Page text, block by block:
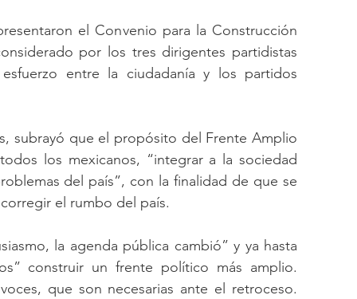
el Convenio para la Construcción
por los tres dirigentes partidistas
entre la ciudadanía y los partidos
subrayó que el propósito del Frente Amplio
los mexicanos, “integrar a la sociedad
del país”, con la finalidad de que se
el rumbo del país.
la agenda pública cambió” y ya hasta
construir un frente político más amplio.
que son necesarias ante el retroceso.